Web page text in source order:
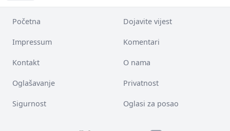
Početna Dojavite vijest
Impressum Komentari
Kontakt O nama
Oglašavanje Privatnost
Sigurnost Oglasi za posao